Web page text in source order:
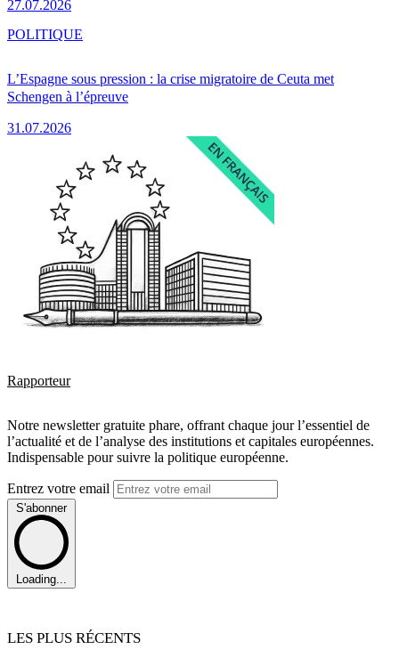
27.07.2026
L’Espagne sous pression : la crise migratoire de Ceuta met
Schengen à l’épreuve
31.07.2026
POLITIQUE
Rapporteur
Notre newsletter gratuite phare, offrant chaque jour l’essentiel de
l’actualité et de l’analyse des institutions et capitales européennes.
Indispensable pour suivre la politique européenne.
Entrez votre email
S'abonner
Loading...
LES PLUS RÉCENTS